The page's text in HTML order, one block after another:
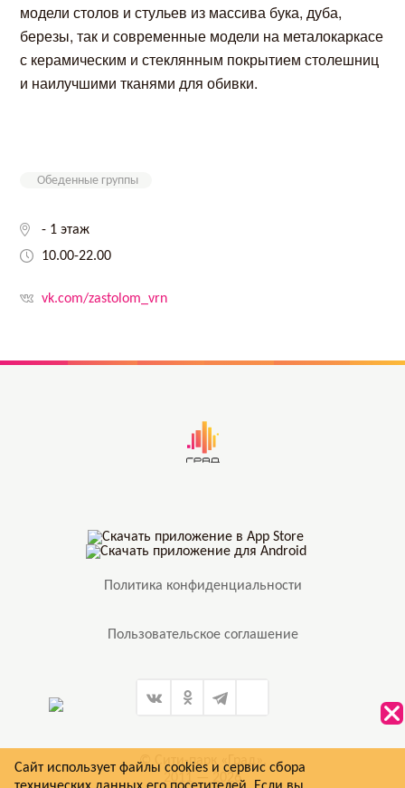
модели столов и стульев из массива бука, дуба,
березы, так и современные модели на металокаркасе
с керамическим и стеклянным покрытием столешниц
и наилучшими тканями для обивки.
Обеденные группы
- 1 этаж
10.00-22.00
vk.com/zastolom_vrn
Политика конфиденциальности
Пользовательское соглашение
© Сити-парк «Град»,
2011 — 2026
Сайт использует файлы cookies и сервис сбора